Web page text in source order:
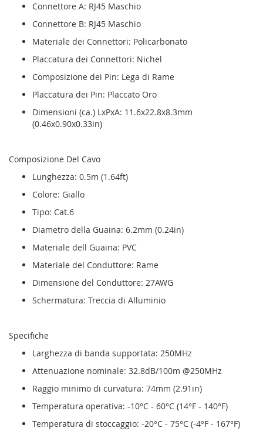
Connettore A: RJ45 Maschio
Connettore B: RJ45 Maschio
Materiale dei Connettori: Policarbonato
Placcatura dei Connettori: Nichel
Composizione dei Pin: Lega di Rame
Placcatura dei Pin: Placcato Oro
Dimensioni (ca.) LxPxA: 11.6x22.8x8.3mm
(0.46x0.90x0.33in)
Composizione Del Cavo
Lunghezza: 0.5m (1.64ft)
Colore: Giallo
Tipo: Cat.6
Diametro della Guaina: 6.2mm (0.24in)
Materiale dell Guaina: PVC
Materiale del Conduttore: Rame
Dimensione del Conduttore: 27AWG
Schermatura: Treccia di Alluminio
Specifiche
Larghezza di banda supportata: 250MHz
Attenuazione nominale: 32.8dB/100m @250MHz
Raggio minimo di curvatura: 74mm (2.91in)
Temperatura operativa: -10°C - 60°C (14°F - 140°F)
Temperatura di stoccaggio: -20°C - 75°C (-4°F - 167°F)